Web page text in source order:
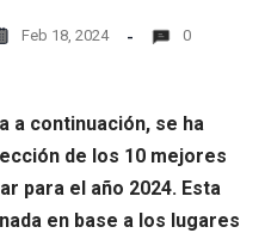
Feb 18, 2024 0
a continuación, se ha
de los 10 mejores
para el año 2024. Esta
en base a los lugares